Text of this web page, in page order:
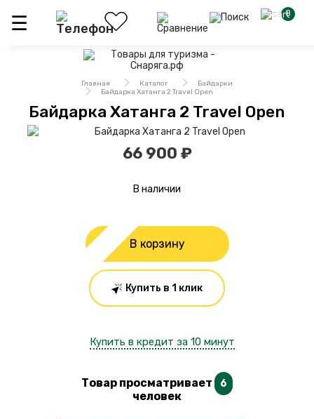
0
Главная Каталог
Байдарки
Байдарка Хатанга 2 Travel Open
Байдарка Хатанга 2 Travel Open
66 900 ₽
В наличии
В корзину
Купить в 1 клик
Купить в кредит за 10 минут
Товар просматривает 6
человек